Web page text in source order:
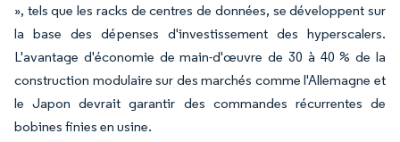
», tels que les racks de centres de données, se développent sur
la base des dépenses d'investissement des hyperscalers.
L'avantage d'économie de main-d'œuvre de 30 à 40 % de la
construction modulaire sur des marchés comme l'Allemagne et
le Japon devrait garantir des commandes récurrentes de
bobines finies en usine.